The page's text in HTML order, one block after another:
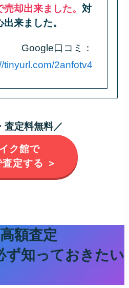
却出来ました。 対
来ました。
Google口コミ：
tinyurl.com/2anfotv4
査定料無料／
ク館で
定する ＞
高額査定
ず知っておきたい